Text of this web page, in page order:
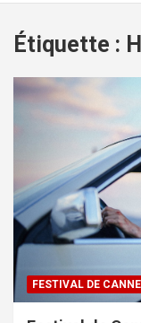
Étiquette :
FESTIVAL DE